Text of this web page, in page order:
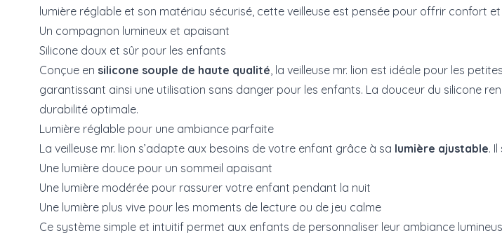
lumière réglable et son matériau sécurisé, cette veilleuse est pensée pour offrir confort
Un compagnon lumineux et apaisant
Silicone doux et sûr pour les enfants
Conçue en silicone souple de haute qualité, la veilleuse mr. lion est idéale pour les
garantissant ainsi une utilisation sans danger pour les enfants. La douceur du silicone
durabilité optimale.
Lumière réglable pour une ambiance parfaite
La veilleuse mr. lion s’adapte aux besoins de votre enfant grâce à sa lumière ajustable.
Une lumière douce pour un sommeil apaisant
Une lumière modérée pour rassurer votre enfant pendant la nuit
Une lumière plus vive pour les moments de lecture ou de jeu calme
Ce système simple et intuitif permet aux enfants de personnaliser leur ambiance